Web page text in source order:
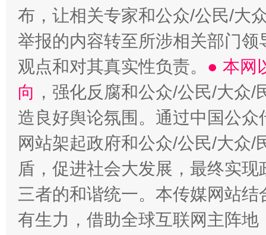
布，让相关专家和公众/公民/大
举报的内容转至所涉相关部门
观点和对其真实性负责。 ● 本网
向 ，强化反腐和公众/公民/大众
造良好舆论氛围。通过中国公
网站架起政府和公众/公民/大众
盾，促进社会大发展，最终实
三者的和谐统一。本传媒网站
有生力，借助全球互联网主阵